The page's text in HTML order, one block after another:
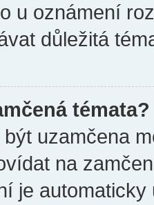
u oznámení
důležitá
témata?
uzamčena
na
je